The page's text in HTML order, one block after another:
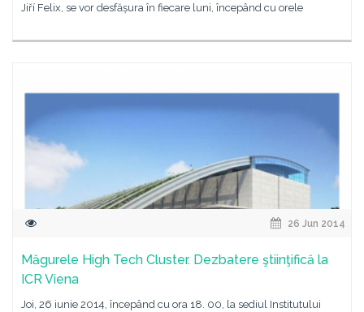
Jiří Felix, se vor desfășura în fiecare luni, începând cu orele
26 Jun 2014
Măgurele High Tech Cluster. Dezbatere ştiinţifică la
ICR Viena
Joi, 26 iunie 2014, începând cu ora 18. 00, la sediul Institutului